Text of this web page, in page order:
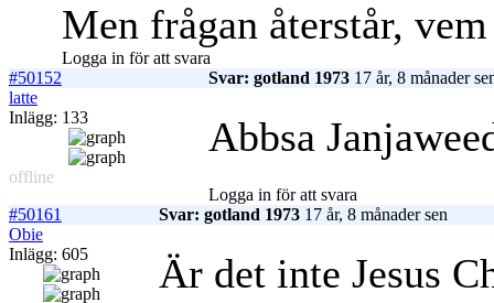
Men frågan återstår,
Logga in för att svara
#50152
Svar: gotland 1973 17 år, 8 månader
latte
Inlägg: 133
offline
Abbsa
Logga in för att svara
#50161
Svar: gotland 1973 17 år, 8 månader sen
Obie
Inlägg: 605
Är det inte Jesus